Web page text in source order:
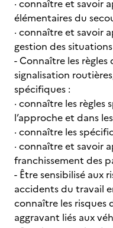
· connaître et savoir
élémentaires du
· connaître et savoir
gestion des
- Connaître les
signalisation
spécifiques :
· connaître les
l’approche et dans
· connaître les
· connaître et savoir
franchissement des
- Être sensibilisé aux
accidents du travail
connaître les risques
aggravant liés aux